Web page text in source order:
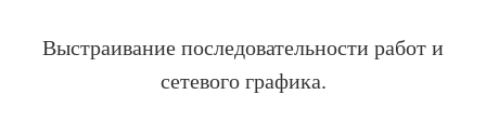
Выстраивание последовательности работ и
сетевого графика.